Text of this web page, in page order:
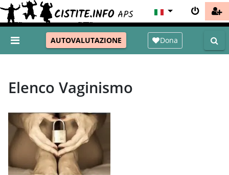
AUTOVALUTAZIONE Dona
Elenco Vaginismo